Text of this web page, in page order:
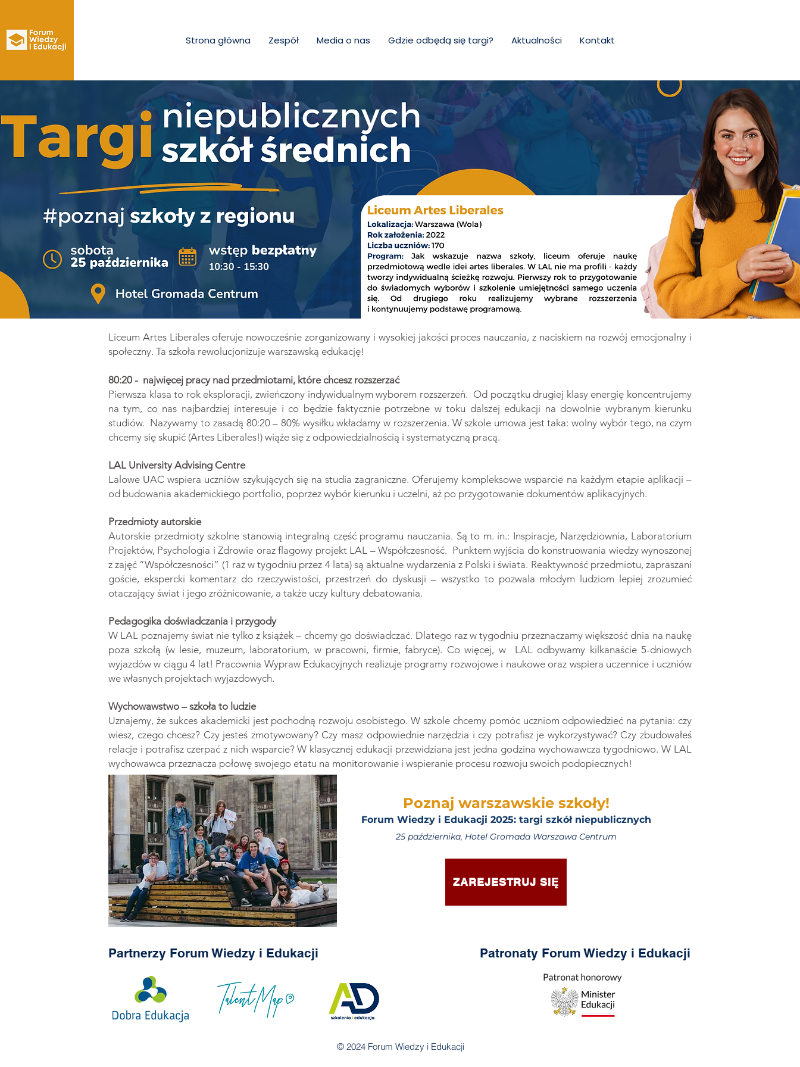
Strona główna Zespół Media o nas Gdzie odbędą się targi? Aktualności Kontakt
​Liceum Artes Liberales oferuje nowocześnie zorganizowany i wysokiej jakości proces nauczania, z naciskiem na rozwój emocjonalny i
społeczny. Ta szkoła rewolucjonizuje warszawską edukację!
​80:20 - najwięcej pracy nad przedmiotami, które chcesz rozszerzać
Pierwsza klasa to rok eksploracji, zwieńczony indywidualnym wyborem rozszerzeń. Od początku drugiej klasy energię koncentrujemy
na tym, co nas najbardziej interesuje i co będzie faktycznie potrzebne w toku dalszej edukacji na dowolnie wybranym kierunku
studiów. Nazywamy to zasadą 80:20 – 80% wysiłku wkładamy w rozszerzenia. W szkole umowa jest taka: wolny wybór tego, na czym
chcemy się skupić (Artes Liberales!) wiąże się z odpowiedzialnością i systematyczną pracą.
LAL University Advising Centre
Lalowe UAC wspiera uczniów szykujących się na studia zagraniczne. Oferujemy kompleksowe wsparcie na każdym etapie aplikacji –
od budowania akademickiego portfolio, poprzez wybór kierunku i uczelni, aż po przygotowanie dokumentów aplikacyjnych.
Przedmioty autorskie
Autorskie przedmioty szkolne stanowią integralną część programu nauczania. Są to m. in.: Inspiracje, Narzędziownia, Laboratorium
Projektów, Psychologia i Zdrowie oraz flagowy projekt LAL – Współczesność. Punktem wyjścia do konstruowania wiedzy wynoszonej
z zajęć ”Współczesności” (1 raz w tygodniu przez 4 lata) są aktualne wydarzenia z Polski i świata. Reaktywność przedmiotu, zapraszani
goście, ekspercki komentarz do rzeczywistości, przestrzeń do dyskusji – wszystko to pozwala młodym ludziom lepiej zrozumieć
otaczający świat i jego zróżnicowanie, a także uczy kultury debatowania.
Pedagogika doświadczania i przygody
W LAL poznajemy świat nie tylko z książek – chcemy go doświadczać. Dlatego raz w tygodniu przeznaczamy większość dnia na naukę
poza szkołą (w lesie, muzeum, laboratorium, w pracowni, firmie, fabryce). Co więcej, w LAL odbywamy kilkanaście 5-dniowych
wyjazdów w ciągu 4 lat! Pracownia Wypraw Edukacyjnych realizuje programy rozwojowe i naukowe oraz wspiera uczennice i uczniów
we własnych projektach wyjazdowych.
Wychowawstwo – szkoła to ludzie
Uznajemy, że sukces akademicki jest pochodną rozwoju osobistego. W szkole chcemy pomóc uczniom odpowiedzieć na pytania: czy
wiesz, czego chcesz? Czy jesteś zmotywowany? Czy masz odpowiednie narzędzia i czy potrafisz je wykorzystywać? Czy zbudowałeś
relacje i potrafisz czerpać z nich wsparcie? W klasycznej edukacji przewidziana jest jedna godzina wychowawcza tygodniowo. W LAL
wychowawca przeznacza połowę swojego etatu na monitorowanie i wspieranie procesu rozwoju swoich podopiecznych!
Poznaj warszawskie szkoły!
Forum Wiedzy i Edukacji 2025: targi szkół niepublicznych
25 października, Hotel Gromada Warszawa Centrum
ZAREJESTRUJ SIĘ
Partnerzy Forum Wiedzy i Edukacji Patronaty Forum Wiedzy i Edukacji
© 2024 Forum Wiedzy i Edukacji